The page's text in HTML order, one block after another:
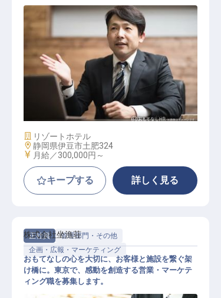
管理部門マネージャー
施設業態
リゾートホテル
勤務地
静岡県伊豆市土肥324
給与
月給／300,000円～
キープする 詳しく見る
正社員
管理部門・その他
企画・広報・マーケティング
株式会社坐漁荘
おもてなしの心を大切に、お客様と施設を繋ぐ架
け橋に。東京で、感動を創造する営業・マーケテ
ィング職を募集します。